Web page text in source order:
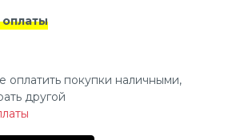
оплатить покупки наличными,
другой